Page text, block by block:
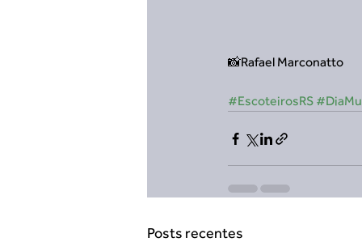
📸Rafael Marconatto
#EscoteirosRS
Posts recentes